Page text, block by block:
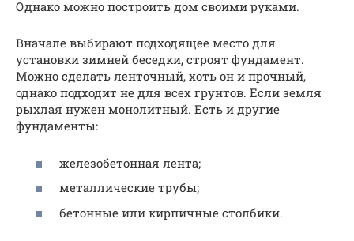
Однако можно построить дом своими руками.
Вначале выбирают подходящее место для
установки зимней беседки, строят фундамент.
Можно сделать ленточный, хоть он и прочный,
однако подходит не для всех грунтов. Если земля
рыхлая нужен монолитный. Есть и другие
фундаменты:
железобетонная лента;
металлические трубы;
бетонные или кирпичные столбики.